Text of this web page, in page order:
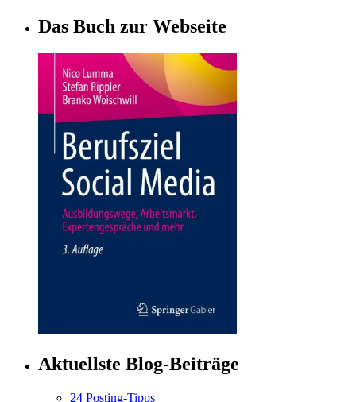
Das Buch zur Webseite
Aktuellste Blog-Beiträge
24 Posting-Tipps